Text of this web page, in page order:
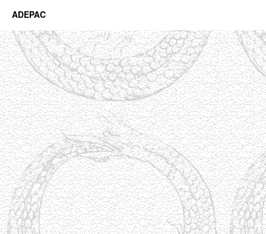
ADEPAC